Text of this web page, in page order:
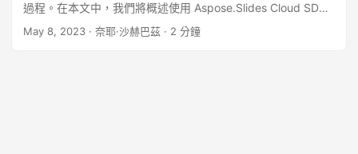
過程。在本文中，我們將概述使用 Aspose.Slides Cloud SDK
將 PDF 文件轉換為 PowerPoint 演示文稿的步驟，並提供其他
May 8, 2023 · 奈耶·沙赫巴茲 · 2 分鐘